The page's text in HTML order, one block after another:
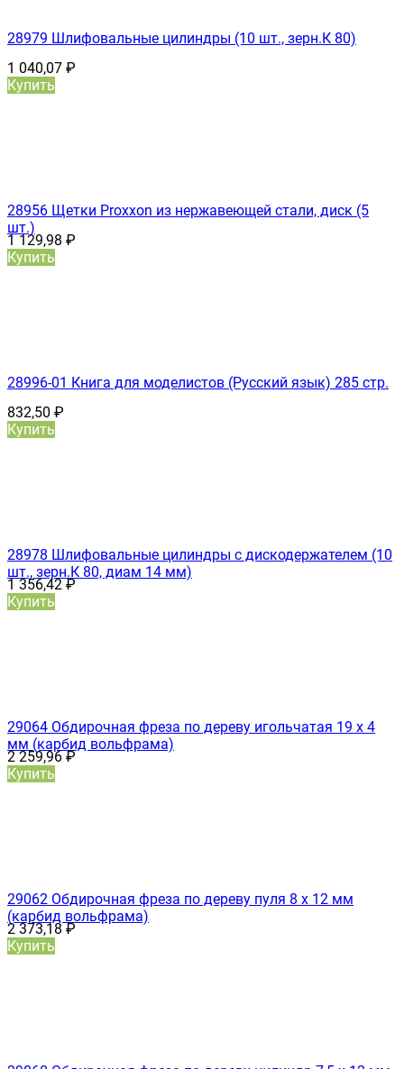
28979 Шлифовальные цилиндры (10 шт., зерн.К 80)
1 040,07 ₽
Купить
28956 Щетки Proxxon из нержавеющей стали, диск (5
шт.)
1 129,98 ₽
Купить
28996-01 Книга для моделистов (Русский язык) 285 стр.
832,50 ₽
Купить
28978 Шлифовальные цилиндры с дискодержателем (10
шт., зерн.К 80, диам 14 мм)
1 356,42₽
Купить
29064 Обдирочная фреза по дереву игольчатая 19 х 4
мм (карбид вольфрама)
2 259,96₽
Купить
29062 Обдирочная фреза по дереву пуля 8 х 12 мм
(карбид вольфрама)
2 373,18₽
Купить